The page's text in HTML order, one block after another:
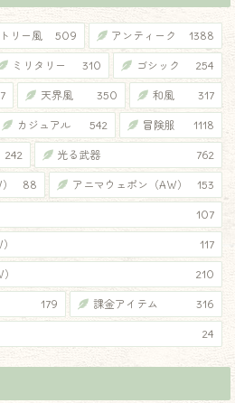
リー風 509 アンティーク 1388
ミリタリー 310 ゴシック 254
天界風 350 和風 317
カジュアル 542 冒険服 1118
242 光る武器 762
88 アニマウェポン（AW） 153
107
117
210
179 課金アイテム 316
24